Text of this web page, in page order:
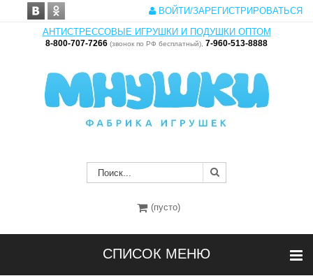
ВОЙТИ/ЗАРЕГИСТРИРОВАТЬСЯ
АНТИСТРЕССОВЫЕ ИГРУШКИ И ПОДУШКИ ОПТОМ
8-800-707-7266 (звонок по РФ бесплатный), 7-960-513-8888
(пусто)
СПИСОК МЕНЮ